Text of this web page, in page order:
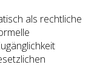
als rechtliche